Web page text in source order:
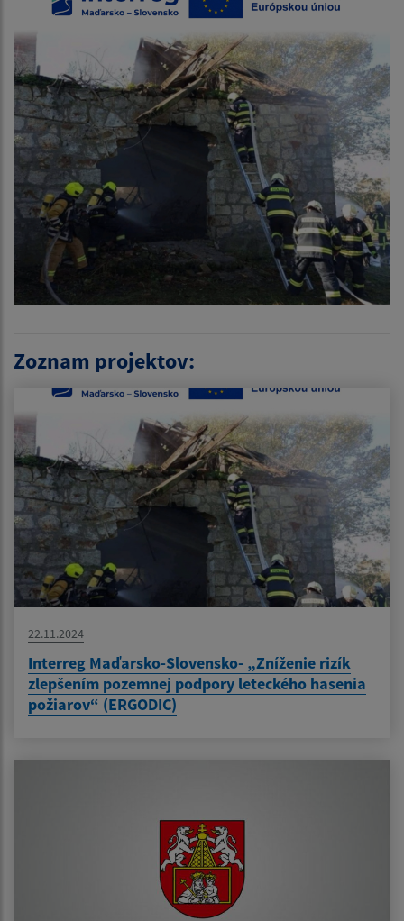
Zoznam projektov:
22.11.2024
Interreg Maďarsko-Slovensko- „Zníženie rizík
zlepšením pozemnej podpory leteckého hasenia
požiarov“ (ERGODIC)